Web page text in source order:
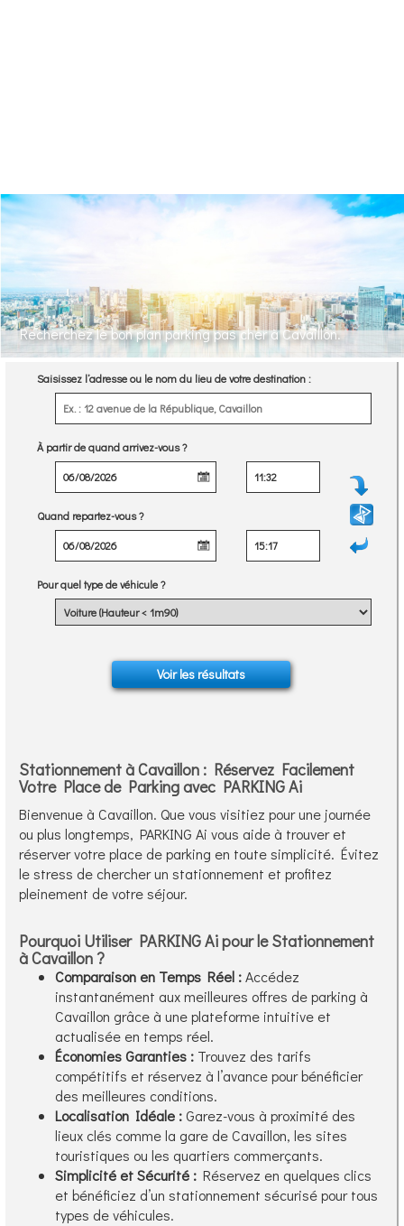
Recherchez le bon plan parking pas cher à Cavaillon.
Saisissez l’adresse ou le nom du lieu de votre destination :
À partir de quand arrivez-vous ?
Quand repartez-vous ?
Pour quel type de véhicule ?
Stationnement à Cavaillon : Réservez Facilement
Votre Place de Parking avec PARKING Ai
Bienvenue à Cavaillon. Que vous visitiez pour une journée
ou plus longtemps, PARKING Ai vous aide à trouver et
réserver votre place de parking en toute simplicité. Évitez
le stress de chercher un stationnement et profitez
pleinement de votre séjour.
Pourquoi Utiliser PARKING Ai pour le Stationnement
à Cavaillon ?
Comparaison en Temps Réel :Accédez
instantanément aux meilleures offres de parking à
Cavaillon grâce à une plateforme intuitive et
actualisée en temps réel.
Économies Garanties : Trouvez des tarifs
compétitifs et réservez à l’avance pour bénéficier
des meilleures conditions.
Localisation Idéale :Garez-vous à proximité des
lieux clés comme la gare de Cavaillon, les sites
touristiques ou les quartiers commerçants.
Simplicité et Sécurité : Réservez en quelques clics
et bénéficiez d’un stationnement sécurisé pour tous
types de véhicules.